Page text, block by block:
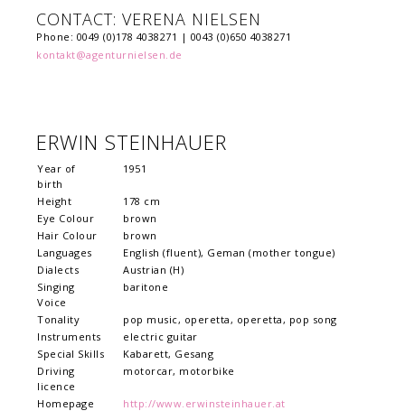
CONTACT: VERENA NIELSEN
Phone: 0049 (0)178 4038271 | 0043 (0)650 4038271
kontakt@agenturnielsen.de
ERWIN STEINHAUER
Year of
birth
1951
Height
178 cm
Eye Colour
brown
Hair Colour
brown
Languages
English (fluent), Geman (mother tongue)
Dialects
Austrian (H)
Singing
Voice
baritone
Tonality
pop music, operetta, operetta, pop song
Instruments
electric guitar
Special Skills
Kabarett, Gesang
Driving
licence
motorcar, motorbike
Homepage
http://www.erwinsteinhauer.at